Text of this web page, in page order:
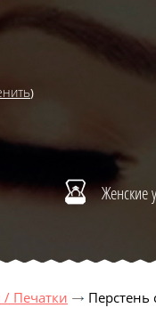
)
Женские
/ Печатки Перстень